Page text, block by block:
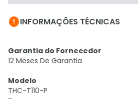
INFORMAÇÕES TÉCNICAS
Garantia do Fornecedor
12 Meses De Garantia
Modelo
THC-T110-P